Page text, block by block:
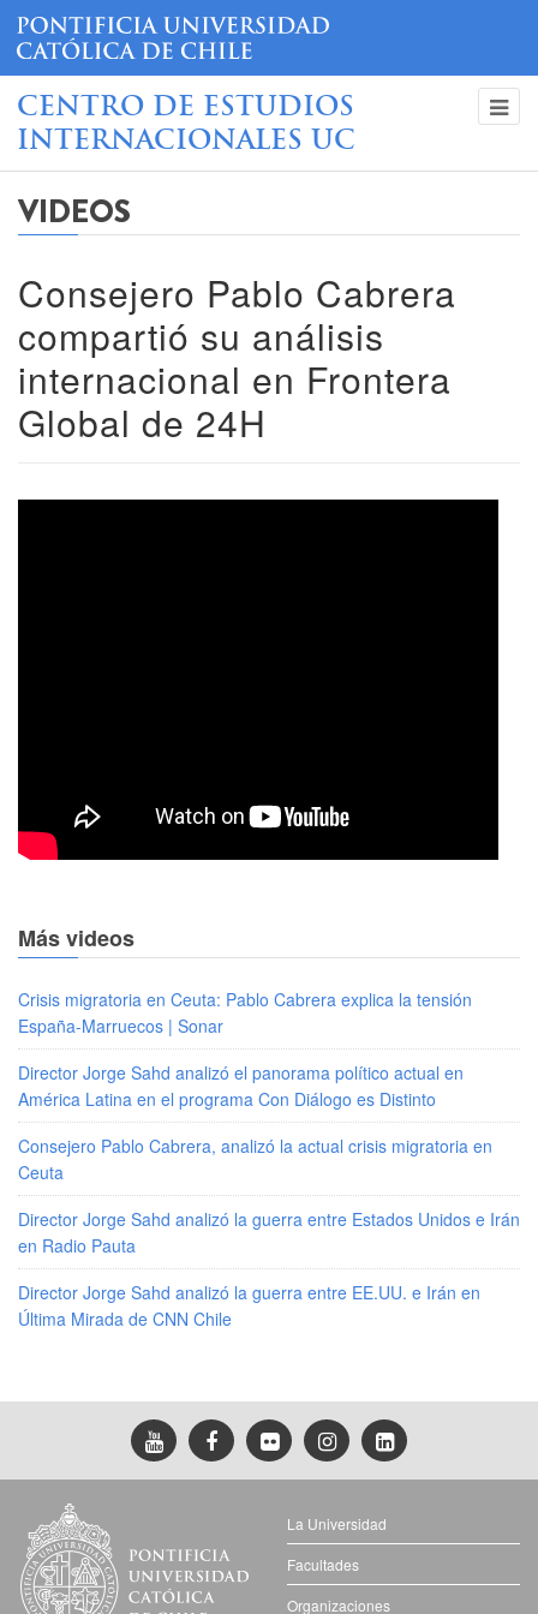
CENTRO DE ESTUDIOS
INTERNACIONALES UC
VIDEOS
Consejero Pablo Cabrera
compartió su análisis
internacional en Frontera
Global de 24H
Más videos
Crisis migratoria en Ceuta: Pablo Cabrera explica la tensión
España-Marruecos | Sonar
Director Jorge Sahd analizó el panorama político actual en
América Latina en el programa Con Diálogo es Distinto
Consejero Pablo Cabrera, analizó la actual crisis migratoria en
Ceuta
Director Jorge Sahd analizó la guerra entre Estados Unidos e Irán
en Radio Pauta
Director Jorge Sahd analizó la guerra entre EE.UU. e Irán en
Última Mirada de CNN Chile
La Universidad
Facultades
Organizaciones